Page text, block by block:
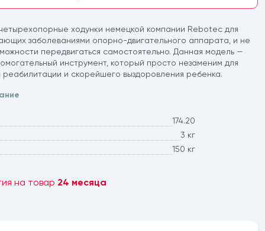
ходунки немецкой компании Rebotec для
заболеваниями опорно-двигательного аппарата, и не
передвигаться самостоятельно. Данная модель —
инструмент, который просто незаменим для
и скорейшего выздоровления ребенка.
174.20
3 кг
150 кг
на товар 24 месяца